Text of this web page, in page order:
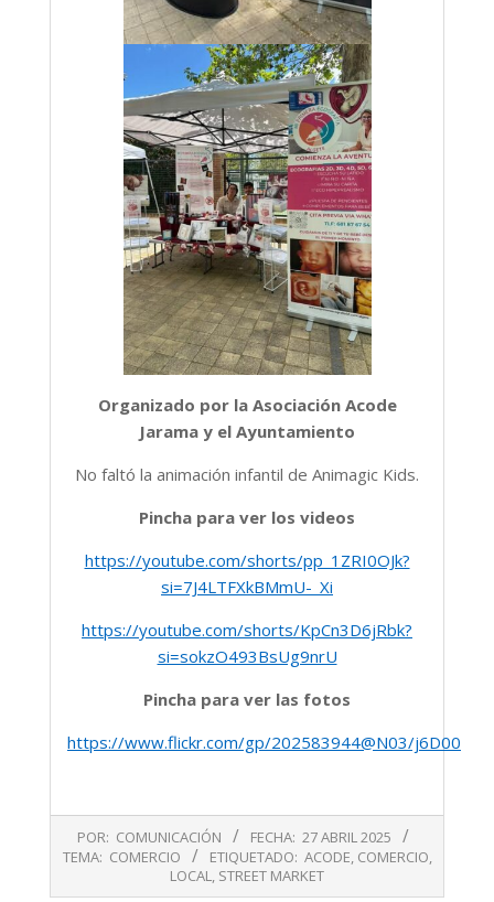
Organizado por la Asociación Acode
Jarama y el Ayuntamiento
No faltó la animación infantil de Animagic Kids.
Pincha para ver los videos
https://youtube.com/shorts/pp_1ZRI0OJk?
si=7J4LTFXkBMmU-_Xi
https://youtube.com/shorts/KpCn3D6jRbk?
si=sokzO493BsUg9nrU
Pincha para ver las fotos
https://www.flickr.com/gp/202583944@N03/
04-
POR: COMUNICACIÓN FECHA: 27 ABRIL 2025
TEMA: COMERCIO ETIQUETADO: ACODE, COMERCIO,
LOCAL, STREET MARKET